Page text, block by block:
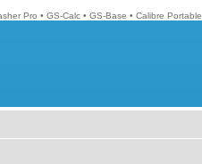
Pro • GS-Calc • GS-Base • Calibre Portable